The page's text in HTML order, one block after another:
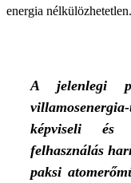
energia nélkülözhetetlen.
A jelenlegi
képviseli és
felhasználás
paksi